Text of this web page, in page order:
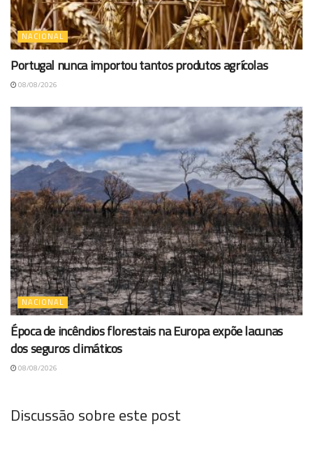
NACIONAL
Portugal nunca importou tantos produtos agrícolas
08/08/2026
NACIONAL
Época de incêndios florestais na Europa expõe lacunas
dos seguros climáticos
08/08/2026
Discussão sobre este post